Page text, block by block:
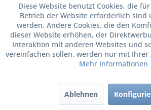
Merken
Diese Website benutzt Cookies, die
Betrieb der Website erforderlich sind
werden. Andere Cookies, die den
dieser Website erhöhen, der
Interaktion mit anderen Websites und
vereinfachen sollen, werden nur mit Ihrer
Mehr Informationen
Ablehnen